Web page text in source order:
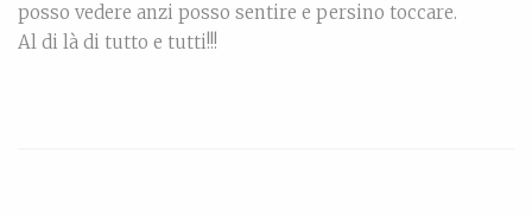
posso vedere anzi posso sentire e persino toccare.
Al di là di tutto e tutti!!!